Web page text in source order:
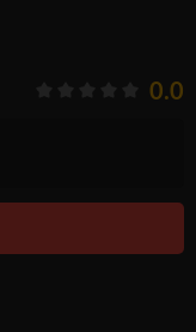
0.0